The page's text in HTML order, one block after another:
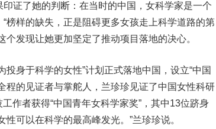
证了她的判断：在当时的中国，女科学家是一个
榜样的缺失，正是阻碍更多女孩走上科学道路的第
发现让她更加坚定了推动项目落地的决心。
身于科学的女性”计划正式落地中国，设立“中国
程的见证者与掌舵人，兰珍珍见证了中国女性科研
作者获得“中国青年女科学家奖”，其中13位跻身
可以在科学的最高峰发光。”兰珍珍说。